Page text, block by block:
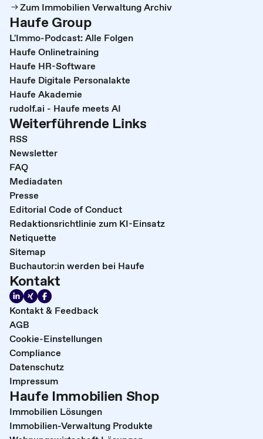
Zum Immobilien Verwaltung Archiv
Haufe Group
L'Immo-Podcast: Alle Folgen
Haufe Onlinetraining
Haufe HR-Software
Haufe Digitale Personalakte
Haufe Akademie
rudolf.ai - Haufe meets AI
Weiterführende Links
RSS
Newsletter
FAQ
Mediadaten
Presse
Editorial Code of Conduct
Redaktionsrichtlinie zum KI-Einsatz
Netiquette
Sitemap
Buchautor:in werden bei Haufe
Kontakt
Kontakt & Feedback
AGB
Cookie-Einstellungen
Compliance
Datenschutz
Impressum
Haufe Immobilien Shop
Immobilien Lösungen
Immobilien-Verwaltung Produkte